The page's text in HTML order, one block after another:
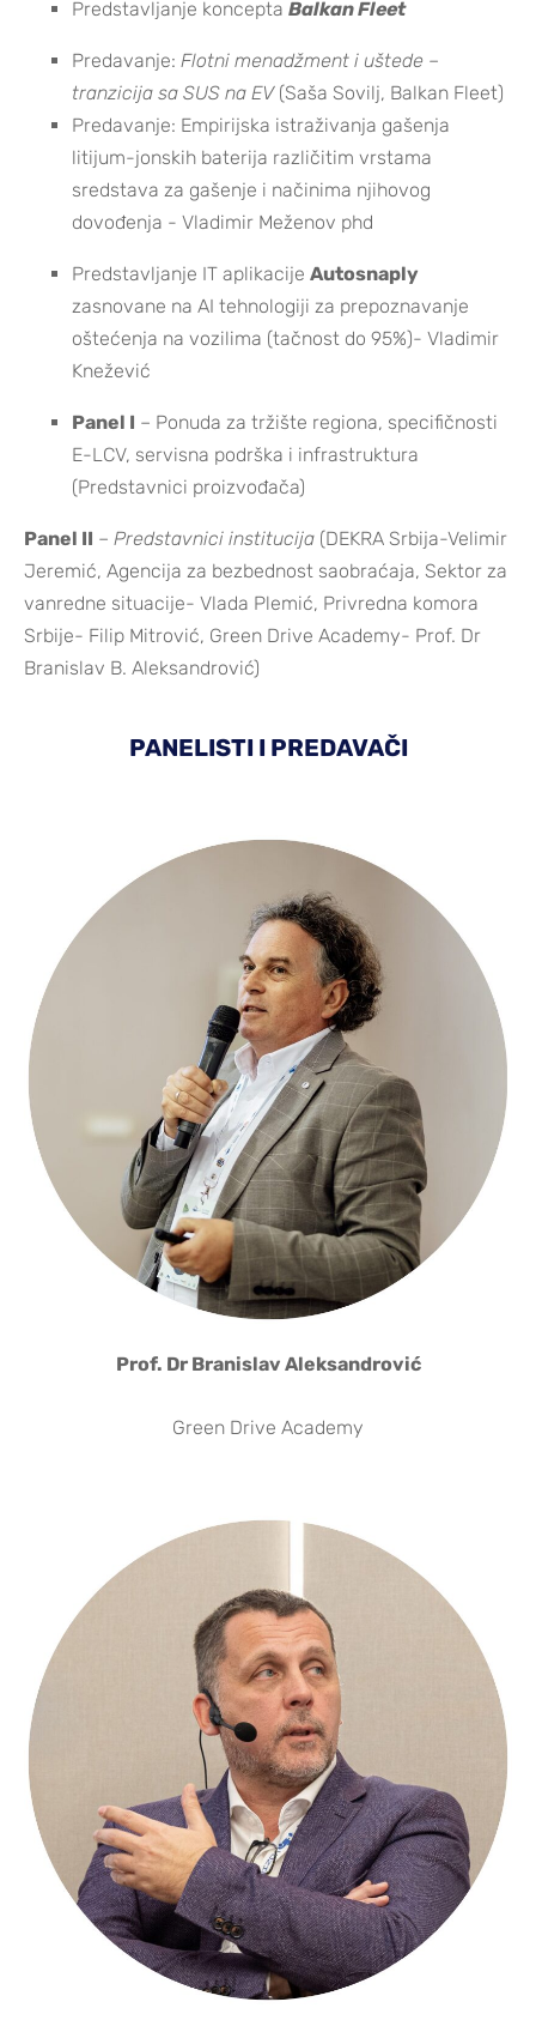
Predstavljanje koncepta Balkan Fleet
Predavanje: Flotni menadžment i uštede –
tranzicija sa SUS na EV(Saša Sovilj, Balkan Fleet)
Predavanje: Empirijska istraživanja gašenja
litijum-jonskih baterija različitim vrstama
sredstava za gašenje i načinima njihovog
dovođenja - Vladimir Meženov phd
Predstavljanje IT aplikacije Autosnaply
zasnovane na AI tehnologiji za prepoznavanje
oštećenja na vozilima (tačnost do 95%)- Vladimir
Knežević
Panel I – Ponuda za tržište regiona, specifičnosti
E-LCV, servisna podrška i infrastruktura
(Predstavnici proizvođača)
Panel II – Predstavnici institucija (DEKRA Srbija-Velimir
Jeremić, Agencija za bezbednost saobraćaja, Sektor za
vanredne situacije- Vlada Plemić, Privredna komora
Srbije- Filip Mitrović, Green Drive Academy- Prof. Dr
Branislav B. Aleksandrović)
PANELISTI I PREDAVAČI
Prof. Dr Branislav Aleksandrović
Green Drive Academy